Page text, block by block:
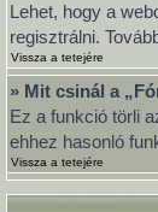
Lehet, hogy a
regisztrálni.
Vissza a tetejére
» Mit csinál a
Ez a funkció törli
ehhez hasonló
Vissza a tetejére